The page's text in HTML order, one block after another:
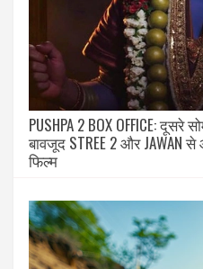
PUSHPA 2 BOX OFFICE: दूसरे
बावजूद STREE 2 और JAWAN
फिल्म